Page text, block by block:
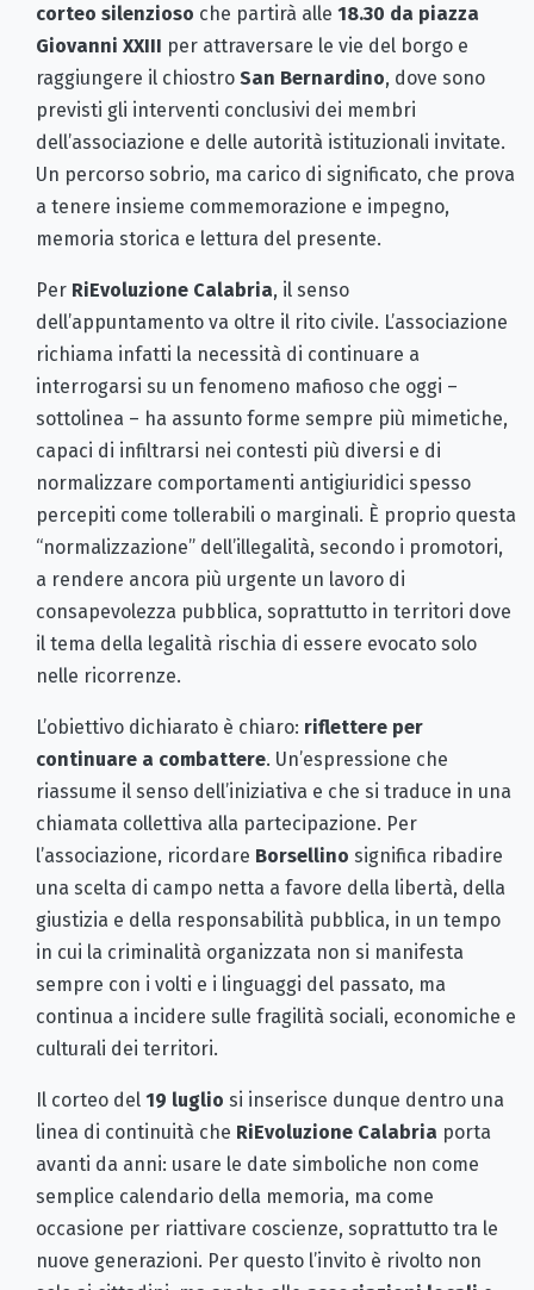
corteo silenzioso che partirà alle 18.30 da piazza
Giovanni XXIII per attraversare le vie del borgo e
raggiungere il chiostro San Bernardino, dove sono
previsti gli interventi conclusivi dei membri
dell’associazione e delle autorità istituzionali invitate.
Un percorso sobrio, ma carico di significato, che prova
a tenere insieme commemorazione e impegno,
memoria storica e lettura del presente.
Per RiEvoluzione Calabria, il senso
dell’appuntamento va oltre il rito civile. L’associazione
richiama infatti la necessità di continuare a
interrogarsi su un fenomeno mafioso che oggi –
sottolinea – ha assunto forme sempre più mimetiche,
capaci di infiltrarsi nei contesti più diversi e di
normalizzare comportamenti antigiuridici spesso
percepiti come tollerabili o marginali. È proprio questa
“normalizzazione” dell’illegalità, secondo i promotori,
a rendere ancora più urgente un lavoro di
consapevolezza pubblica, soprattutto in territori dove
il tema della legalità rischia di essere evocato solo
nelle ricorrenze.
L’obiettivo dichiarato è chiaro: riflettere per
continuare a combattere. Un’espressione che
riassume il senso dell’iniziativa e che si traduce in una
chiamata collettiva alla partecipazione. Per
l’associazione, ricordare Borsellino significa ribadire
una scelta di campo netta a favore della libertà, della
giustizia e della responsabilità pubblica, in un tempo
in cui la criminalità organizzata non si manifesta
sempre con i volti e i linguaggi del passato, ma
continua a incidere sulle fragilità sociali, economiche e
culturali dei territori.
Il corteo del 19 luglio si inserisce dunque dentro una
linea di continuità che RiEvoluzione Calabria porta
avanti da anni: usare le date simboliche non come
semplice calendario della memoria, ma come
occasione per riattivare coscienze, soprattutto tra le
nuove generazioni. Per questo l’invito è rivolto non